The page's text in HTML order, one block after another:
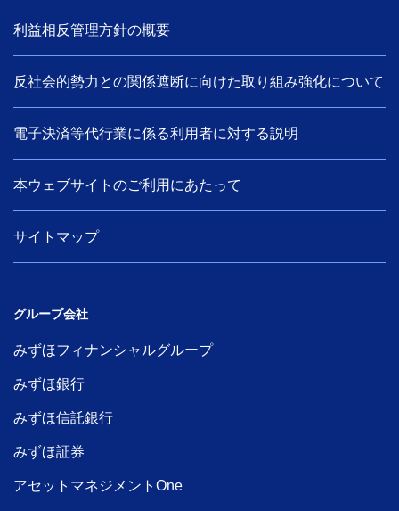
利益相反管理方針の概要
反社会的勢力との関係遮断に向けた取り組み強化について
電子決済等代行業に係る利用者に対する説明
本ウェブサイトのご利用にあたって
サイトマップ
グループ会社
みずほフィナンシャルグループ
みずほ銀行
みずほ信託銀行
みずほ証券
アセットマネジメントOne